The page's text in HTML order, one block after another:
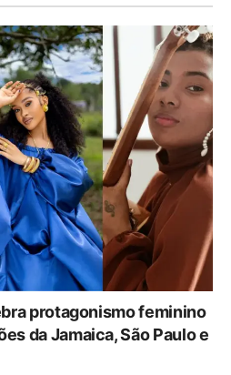
protagonismo feminino
da Jamaica, São Paulo e